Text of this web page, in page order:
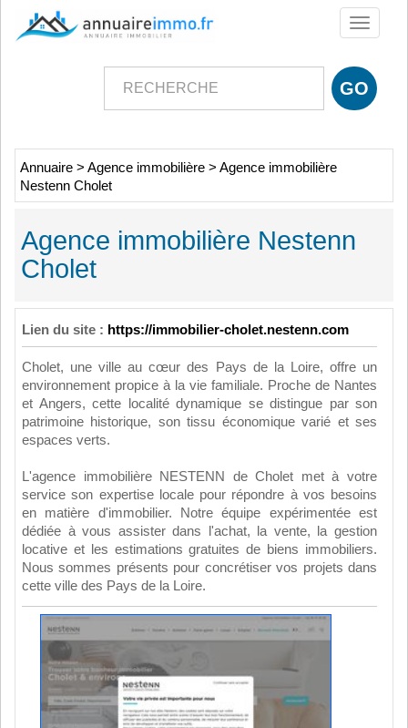
Toggle
Annuaire > Agence immobilière > Agence immobilière
Nestenn Cholet
Agence immobilière Nestenn
Cholet
Lien du site : https://immobilier-cholet.nestenn.com
Cholet, une ville au cœur des Pays de la Loire, offre un
environnement propice à la vie familiale. Proche de Nantes
et Angers, cette localité dynamique se distingue par son
patrimoine historique, son tissu économique varié et ses
espaces verts.
L'agence immobilière NESTENN de Cholet met à votre
service son expertise locale pour répondre à vos besoins
en matière d'immobilier. Notre équipe expérimentée est
dédiée à vous assister dans l'achat, la vente, la gestion
locative et les estimations gratuites de biens immobiliers.
Nous sommes présents pour concrétiser vos projets dans
cette ville des Pays de la Loire.